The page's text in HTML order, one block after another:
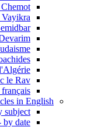
Vayikra
le Rav
in English
subject
by date